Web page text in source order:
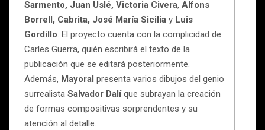
Sarmento, Juan Uslé, Victoria Civera, Alfons
Borrell, Cabrita, José María Sicilia y Luis
Gordillo. El proyecto cuenta con la complicidad de
Carles Guerra, quién escribirá el texto de la
publicación que se editará posteriormente.
Además, Mayoral presenta varios dibujos del genio
surrealista Salvador Dalíque subrayan la creación
de formas compositivas sorprendentes y su
atención al detalle.